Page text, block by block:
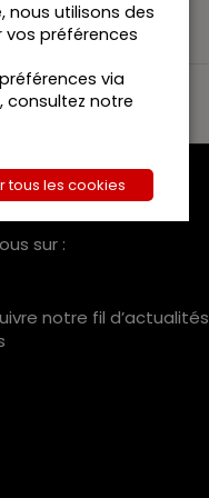
sur :
notre fil d’actualités
nous utilisons des
préférences
via
consultez notre
tous les cookies